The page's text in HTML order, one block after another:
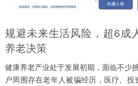
规避未来生活风险，超6成
养老决策
健康养老产业处于发展初期，面临不少
户周围存在老年人被骗经历，医疗、投